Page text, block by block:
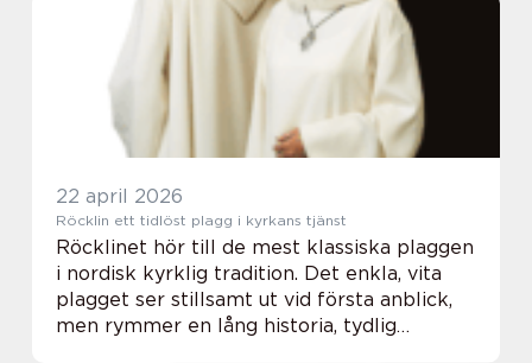
risken för stopp, dålig lukt och
vattenskador. För fastigh...
22 april 2026
Röcklin ett tidlöst plagg i kyrkans tjänst
Röcklinet hör till de mest klassiska plaggen
i nordisk kyrklig tradition. Det enkla, vita
plagget ser stillsamt ut vid första anblick,
men rymmer en lång historia, tydlig